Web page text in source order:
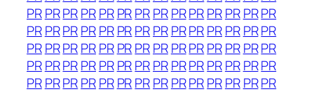
PRPRPRPRPR PRPRPRPRPRPRPR PRPR
PRPRPRPRPR PRPRPRPRPRPRPR PRPR
PRPRPRPRPR PRPRPRPRPRPRPR PRPR
PRPRPRPRPR PRPRPRPRPRPRPR PRPR
PRPRPRPRPR PRPRPRPRPRPRPR PRPR